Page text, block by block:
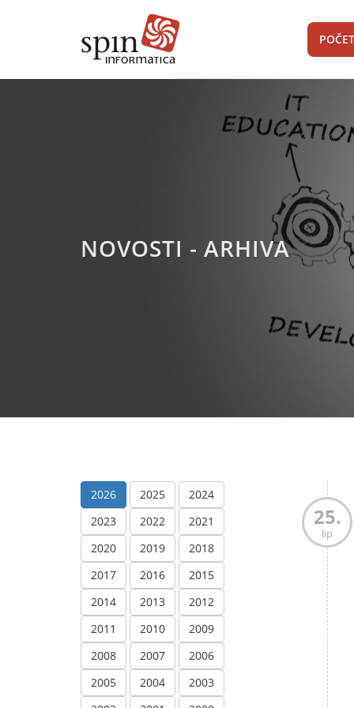
NOVOSTI - ARHIVA
2026 2025
2024
2023
2022
2021
2020
2019
2018
2017
2016
2015
2014
2013
2012
2011
2010
2009
2008
2007
2006
2005
2004
2003
25.
lip